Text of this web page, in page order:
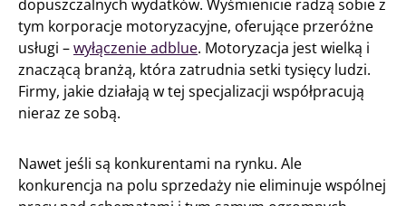
dopuszczalnych wydatków. Wyśmienicie radzą sobie z
tym korporacje motoryzacyjne, oferujące przeróżne
usługi –wyłączenie adblue. Motoryzacja jest wielką i
znaczącą branżą, która zatrudnia setki tysięcy ludzi.
Firmy, jakie działają w tej specjalizacji współpracują
nieraz ze sobą.
Nawet jeśli są konkurentami na rynku. Ale
konkurencja na polu sprzedaży nie eliminuje wspólnej